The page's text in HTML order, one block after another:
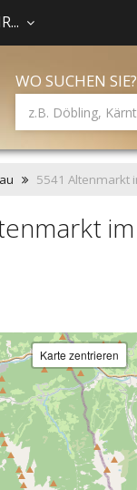
WO SUCHEN SIE?
5541 Altenmarkt
im
Karte zentrieren